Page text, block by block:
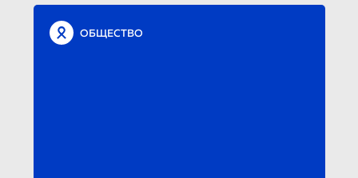
ОБЩЕСТВО